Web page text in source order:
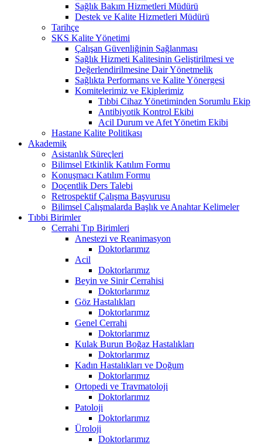
Sağlık Bakım Hizmetleri Müdürü
Destek ve Kalite Hizmetleri Müdürü
Tarihçe
SKS Kalite Yönetimi
Çalışan Güvenliğinin Sağlanması
Sağlık Hizmeti Kalitesinin Geliştirilmesi ve
Değerlendirilmesine Dair Yönetmelik
Sağlıkta Performans ve Kalite Yönergesi
Komitelerimiz ve Ekiplerimiz
Tıbbi Cihaz Yönetiminden Sorumlu Ekip
Antibiyotik Kontrol Ekibi
Acil Durum ve Afet Yönetim Ekibi
Hastane Kalite Politikası
Akademik
Asistanlık Süreçleri
Bilimsel Etkinlik Katılım Formu
Konuşmacı Katılım Formu
Doçentlik Ders Talebi
Retrospektif Çalışma Başvurusu
Bilimsel Çalışmalarda Başlık ve Anahtar Kelimeler
Tıbbi Birimler
Cerrahi Tıp Birimleri
Anestezi ve Reanimasyon
Doktorlarımız
Acil
Doktorlarımız
Beyin ve Sinir Cerrahisi
Doktorlarımız
Göz Hastalıkları
Doktorlarımız
Genel Cerrahi
Doktorlarımız
Kulak Burun Boğaz Hastalıkları
Doktorlarımız
Kadın Hastalıkları ve Doğum
Doktorlarımız
Ortopedi ve Travmatoloji
Doktorlarımız
Patoloji
Doktorlarımız
Üroloji
Doktorlarımız